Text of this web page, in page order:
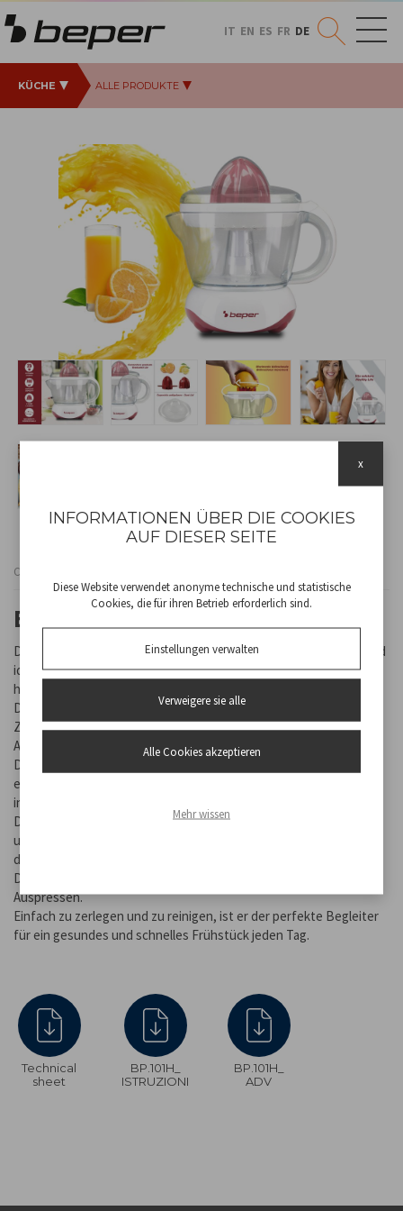
IT EN ES FR DE
KÜCHE ALLE PRODUKTE
Cod
ELEKTRISCHE SAFTPRESSE
Die elektrische Zitruspresse von Beper ist kompakt, praktisch und
ideal, um aus jeder Zitrusfrucht – ob klein oder groß – das Beste
herauszuholen.
Dank der zwei austauschbaren Kegel eignet sie sich perfekt für
Zitronen, Orangen und Grapefruits und garantiert ein effizientes
Auspressen.
Die doppelte Drehrichtung hilft dabei, den gesamten Saft zu
extrahieren und Verschwendung zu minimieren, während das
integrierte Sieb die Kerne zurückhält.
Der Messbecher ermöglicht eine einfache Dosierung des Saftes
und ist mit einem hygienischen Deckel ausgestattet, um ihn nach
dem Gebrauch zu schützen.
Die rutschfesten Füße sorgen für maximale Stabilität beim
Auspressen.
Einfach zu zerlegen und zu reinigen, ist er der perfekte Begleiter
für ein gesundes und schnelles Frühstück jeden Tag.
Technical
sheet
BP.101H_
ISTRUZIONI
BP.101H_
ADV
INFORMATIONEN ÜBER DIE COOKIES
AUF DIESER SEITE
Diese Website verwendet anonyme technische und statistische
Cookies, die für ihren Betrieb erforderlich sind.
Einstellungen verwalten
Verweigere sie alle
Alle Cookies akzeptieren
Mehr wissen
x